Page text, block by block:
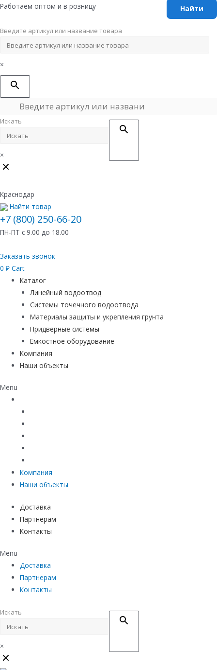
Перейти
содержимому
Работаем оптом и в розницу
Введите артикул или название товара
×
Искать
×
Краснодар
Найти товар
+7 (800) 250-66-20
ПН-ПТ с 9.00 до 18.00
Заказать звонок
0 ₽ Cart
Каталог
Линейный водоотвод
Системы точечного водоотвода
Материалы защиты и укрепления грунта
Придверные системы
Емкостное оборудование
Компания
Наши объекты
Menu
Компания
Наши объекты
Доставка
Партнерам
Контакты
Menu
Доставка
Партнерам
Контакты
Искать
×